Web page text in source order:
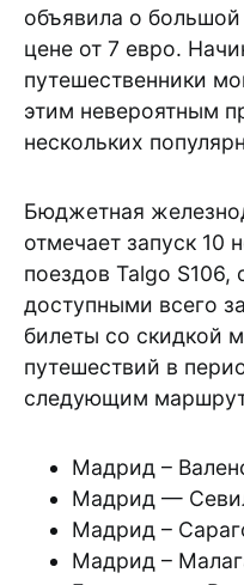
объявила о
цене от 7 евро.
путешественники
этим невероятным
нескольких
Бюджетная
отмечает запуск 10
поездов Talgo S106,
доступными всего
билеты со скидкой
путешествий в
следующим
Мадрид –
Мадрид —
Мадрид –
Мадрид –